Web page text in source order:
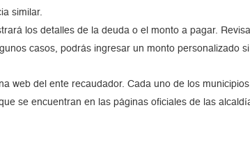
similar.
los detalles de la deuda o el monto a pagar.
casos, podrás ingresar un monto personalizado
web del ente recaudador. Cada uno de los
que se encuentran en las páginas oficiales de las